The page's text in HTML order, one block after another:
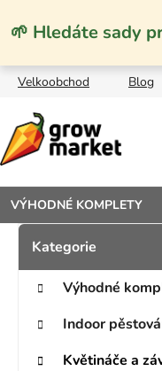
🌱 Hledáte sady
Velkoobchod Blog
VÝHODNÉ KOMPLETY
Postranní
Přeskočit kategorie
Kategorie
Výhodné
Indoor
Květináče a